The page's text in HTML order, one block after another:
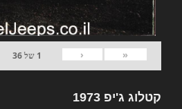
«
‹
1 של36
קטלוג ג'יפ 1973